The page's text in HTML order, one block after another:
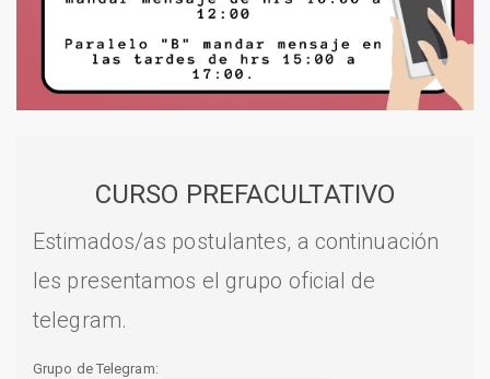
CURSO PREFACULTATIVO
Estimados/as postulantes, a continuación
les presentamos el grupo oficial de
telegram.
Grupo de Telegram: